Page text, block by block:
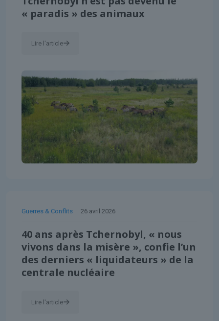
« paradis » des animaux
Lire l'article
Guerres & Conflits 26 avril 2026
40 ans après Tchernobyl, « nous
vivons dans la misère », confie l’un
des derniers « liquidateurs » de la
centrale nucléaire
Lire l'article